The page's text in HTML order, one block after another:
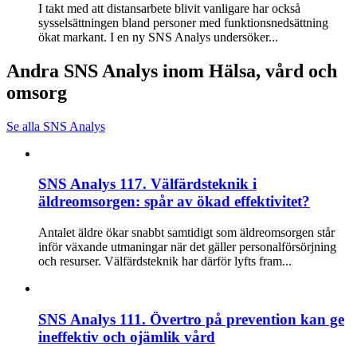
I takt med att distansarbete blivit vanligare har också
sysselsättningen bland personer med funktionsnedsättning
ökat markant. I en ny SNS Analys undersöker...
Andra SNS Analys inom Hälsa, vård och
omsorg
Se alla SNS Analys
SNS Analys 117. Välfärdsteknik i
äldreomsorgen: spår av ökad effektivitet?
Antalet äldre ökar snabbt samtidigt som äldreomsorgen står
inför växande utmaningar när det gäller personalförsörjning
och resurser. Välfärdsteknik har därför lyfts fram...
SNS Analys 111. Övertro på prevention kan ge
ineffektiv och ojämlik vård